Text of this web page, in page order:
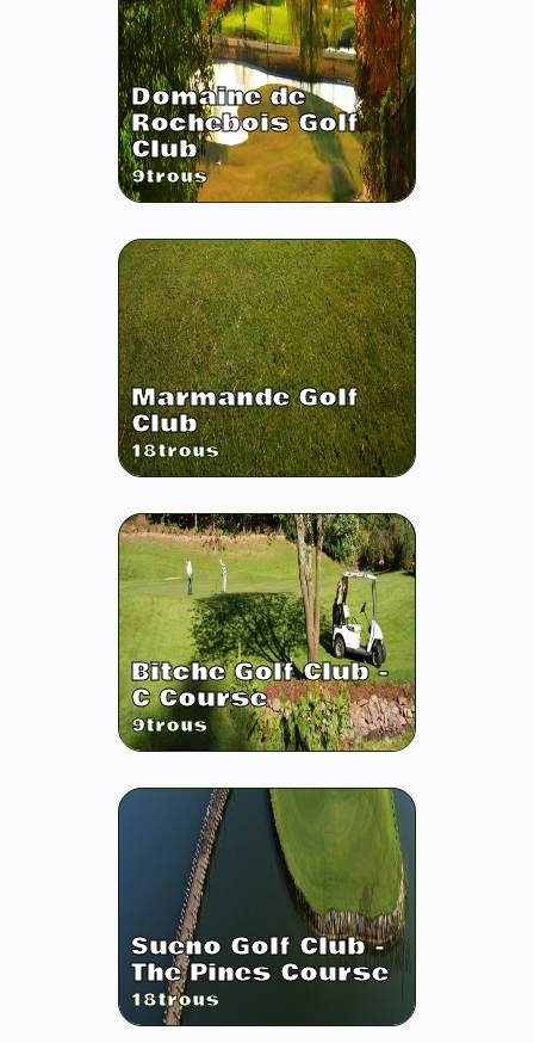
Domaine de
Rochebois Golf
Club
9trous
Marmande Golf
Club
18trous
Bitche Golf Club -
C Course
9trous
Sueno Golf Club -
The Pines Course
18trous